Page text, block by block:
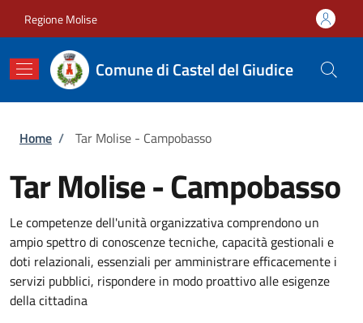
Regione Molise
Comune di Castel del Giudice
Briciole di pane
Home / Tar Molise - Campobasso
Tar Molise - Campobasso
Le competenze dell'unità organizzativa comprendono un
ampio spettro di conoscenze tecniche, capacità gestionali e
doti relazionali, essenziali per amministrare efficacemente i
servizi pubblici, rispondere in modo proattivo alle esigenze
della cittadina